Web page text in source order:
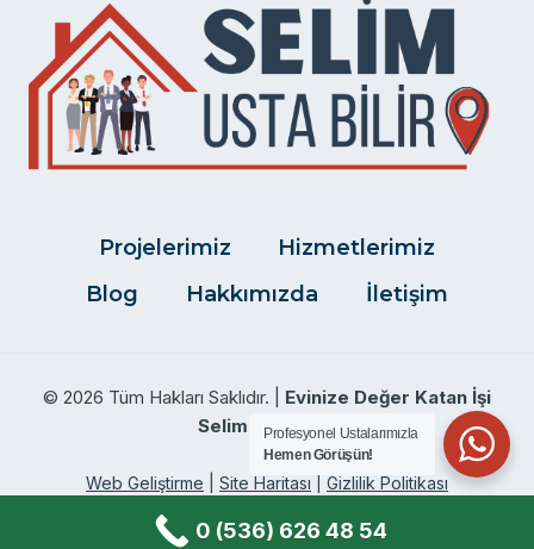
Projelerimiz
Hizmetlerimiz
Blog
Hakkımızda İletişim
© 2026 Tüm Hakları Saklıdır. | Evinize Değer Katan İşi
Selim Usta Bilir.
Web Geliştirme Site Haritası Gizlilik Politikası
Facebook Twitter Instagram
Profesyonel Ustalarımızla
Hemen Görüşün!
0 (536) 626 48 54